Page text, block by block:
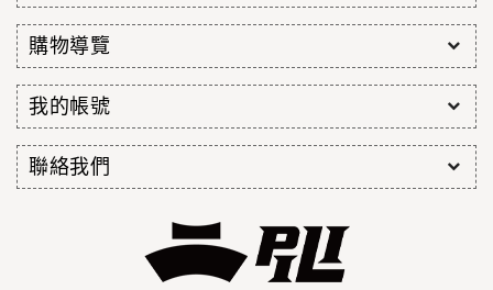
購物導覽
我的帳號
聯絡我們